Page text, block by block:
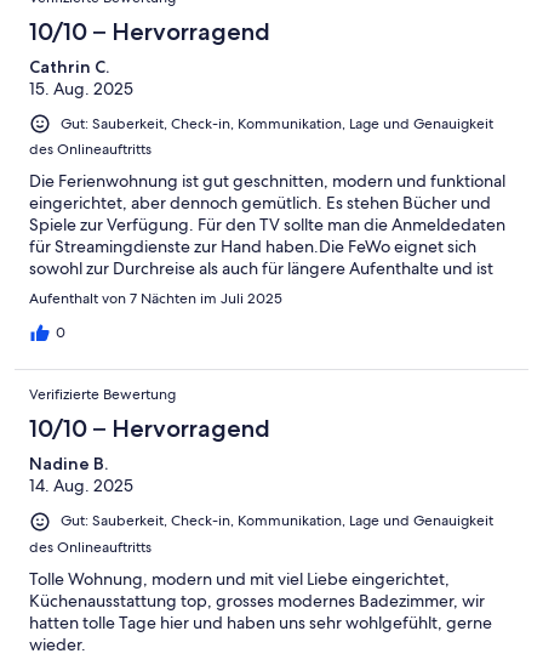
10/10 – Hervorragend
Cathrin C.
15. Aug. 2025
Gut: Sauberkeit, Check-in, Kommunikation, Lage und Genauigkeit
des Onlineauftritts
Die Ferienwohnung ist gut geschnitten, modern und funktional
eingerichtet, aber dennoch gemütlich. Es stehen Bücher und
Spiele zur Verfügung. Für den TV sollte man die Anmeldedaten
für Streamingdienste zur Hand haben.Die FeWo eignet sich
sowohl zur Durchreise als auch für längere Aufenthalte und ist
ein perfekter Ausgangspunkt, um z.B. Salzburg, Passau,
liegen.Kontaktaufnahme mit den Gastgebern und Check-In
uneingeschränkt weiterempfehlen und würden gerne
wiederkommen.
Aufenthalt von 7 Nächten im Juli 2025
0
Verifizierte Bewertung
10/10 – Hervorragend
Nadine B.
14. Aug. 2025
Gut: Sauberkeit, Check-in, Kommunikation, Lage und Genauigkeit
des Onlineauftritts
Tolle Wohnung, modern und mit viel Liebe eingerichtet,
Küchenausstattung top, grosses modernes Badezimmer, wir
hatten tolle Tage hier und haben uns sehr wohlgefühlt, gerne
wieder.